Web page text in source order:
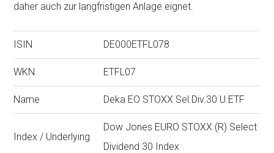
daher auch zur langfristigen Anlage eignet.
ISIN DE000ETFL078
WKN ETFL07
Name Deka EO STOXX Sel.Div.30 U.ETF
Index / Underlying
Dow Jones EURO STOXX (R) Select
Dividend 30 Index